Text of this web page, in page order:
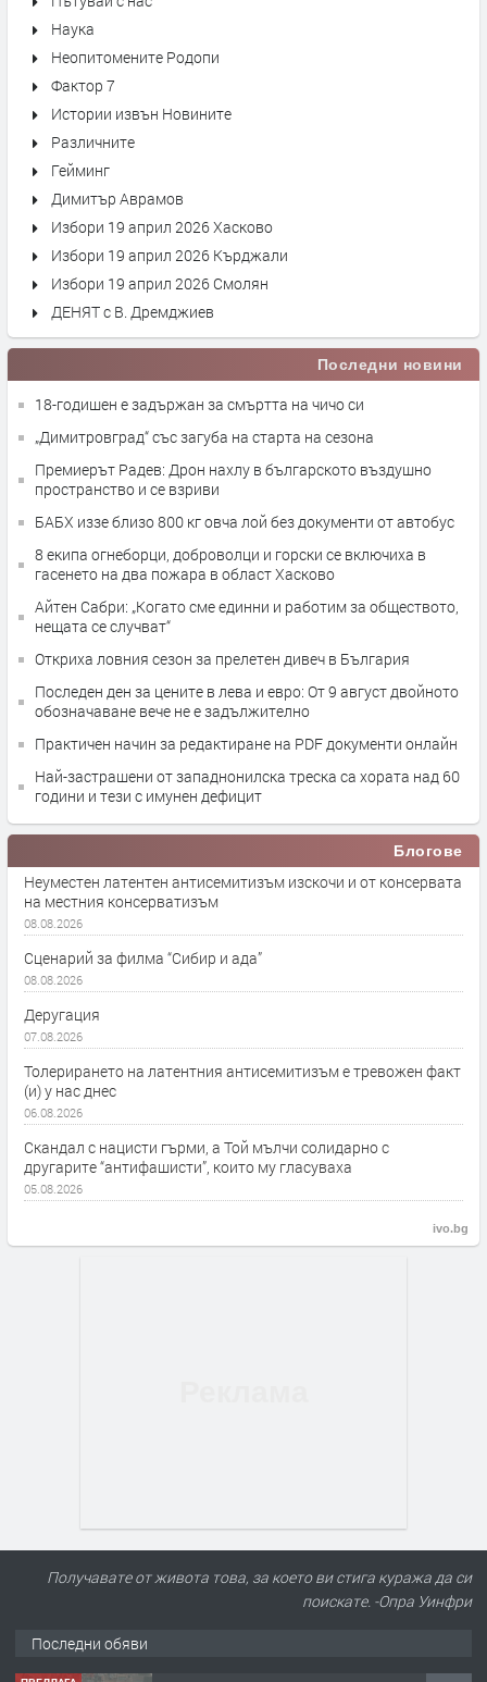
Наука
Неопитомените Родопи
Фактор 7
Истории извън Новините
Различните
Гейминг
Димитър Аврамов
Избори 19 април 2026 Хасково
Избори 19 април 2026 Кърджали
Избори 19 април 2026 Смолян
ДЕНЯТ с В. Дремджиев
Последни новини
18-годишен е задържан за смъртта на чичо си
„Димитровград“ със загуба на старта на сезона
Премиерът Радев: Дрон нахлу в българското въздушно
пространство и се взриви
БАБХ иззе близо 800 кг овча лой без документи от автобус
8 екипа огнеборци, доброволци и горски се включиха в
гасенето на два пожара в област Хасково
Айтен Сабри: „Когато сме единни и работим за обществото,
нещата се случват“
Откриха ловния сезон за прелетен дивеч в България
Последен ден за цените в лева и евро: От 9 август двойното
обозначаване вече не е задължително
Практичен начин за редактиране на PDF документи онлайн
Най-застрашени от западнонилска треска са хората над 60
години и тези с имунен дефицит
Блогове
Неуместен латентен антисемитизъм изскочи и от консервата
на местния консерватизъм
08.08.2026
Сценарий за филма “Сибир и ада”
08.08.2026
Деругация
07.08.2026
Толерирането на латентния антисемитизъм е тревожен факт
(и) у нас днес
06.08.2026
Скандал с нацисти гърми, а Той мълчи солидарно с
другарите “антифашисти”, които му гласуваха
05.08.2026
ivo.bg
Получавате от живота това, за което ви стига куража да си
поискате. -Опра Уинфри
Последни обяви